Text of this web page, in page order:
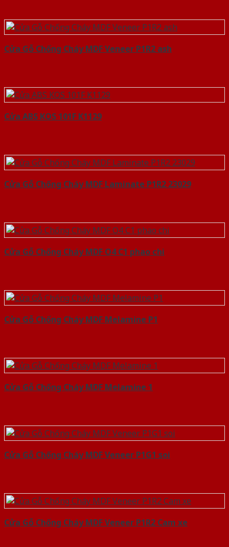
Cửa Gỗ Chống Cháy MDF Veneer P1R2 ash
Cửa ABS KOS 101F K1129
Cửa Gỗ Chống Cháy MDF Laminate P1R2 23029
Cửa Gỗ Chống Cháy MDF O4 C1 phao chi
Cửa Gỗ Chống Cháy MDF Melamine P1
Cửa Gỗ Chống Cháy MDF Melamine 1
Cửa Gỗ Chống Cháy MDF Veneer P1G1 soi
Cửa Gỗ Chống Cháy MDF Veneer P1R2 Cam xe